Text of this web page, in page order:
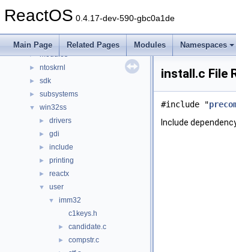
ReactOS 0.4.17-dev-590-gbc0a1de
Main Page Related Pages Modules Namespaces
► drivers
►
► modules
► ntoskrnl
► sdk
► subsystems
▼ win32ss
► drivers
► gdi
► include
► printing
► reactx
▼ user
▼
imm32
c1keys.h
► candidate.c
► compstr.c
install.c File
#include "
Include